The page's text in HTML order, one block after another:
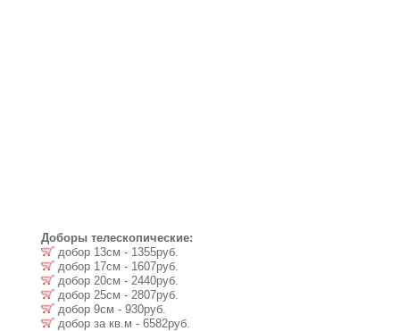
Доборы телескопические:
добор 13см - 1355руб.
добор 17см - 1607руб.
добор 20см - 2440руб.
добор 25см - 2807руб.
добор 9см - 930руб.
добор за кв.м - 6582руб.